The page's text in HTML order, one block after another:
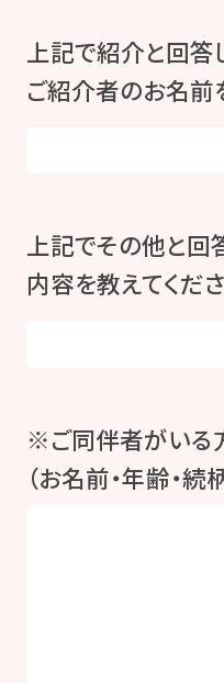
上記で紹介と回答
ご紹介者のお名前
上記でその他と回
内容を教えてくださ
※ご同伴者がいる
（お名前・年齢・続